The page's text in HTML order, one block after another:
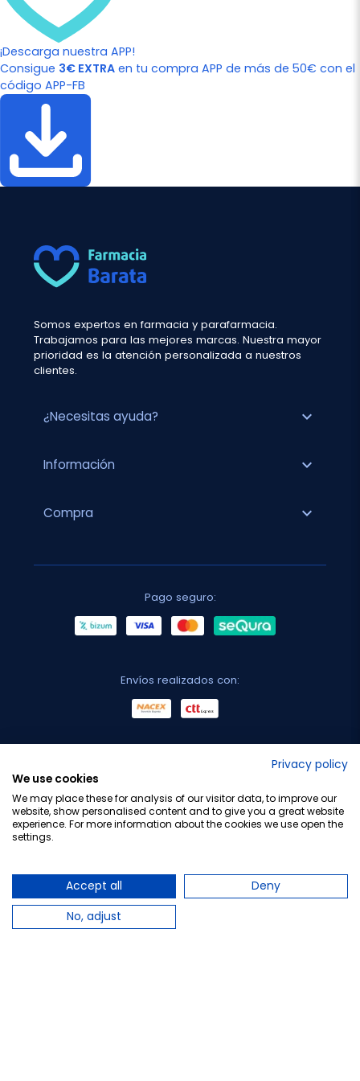
¡Descarga nuestra APP!
Consigue 3€ EXTRA en tu compra APP de más de 50€ con el
código APP-FB
Somos expertos en farmacia y parafarmacia.
Trabajamos para las mejores marcas. Nuestra mayor
prioridad es la atención personalizada a nuestros
clientes.
¿Necesitas ayuda? expand_more
Información expand_more
Compra expand_more
Pago seguro:
Envíos realizados con:
Privacy policy
We use cookies
We may place these for analysis of our visitor data, to improve our
website, show personalised content and to give you a great website
experience. For more information about the cookies we use open the
settings.
Accept all
Deny
No, adjust